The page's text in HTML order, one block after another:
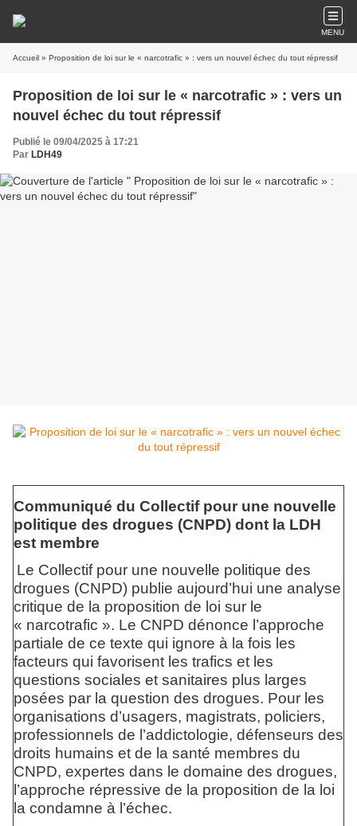
MENU
Accueil » Proposition de loi sur le « narcotrafic » : vers un nouvel échec du tout répressif
Proposition de loi sur le « narcotrafic » : vers un
nouvel échec du tout répressif
Publié le 09/04/2025 à 17:21
Par LDH49
Communiqué du Collectif pour une nouvelle
politique des drogues (CNPD) dont la LDH
est membre
Le Collectif pour une nouvelle politique des
drogues (CNPD) publie aujourd’hui une analyse
critique de la proposition de loi sur le
« narcotrafic ». Le CNPD dénonce l’approche
partiale de ce texte qui ignore à la fois les
facteurs qui favorisent les trafics et les
questions sociales et sanitaires plus larges
posées par la question des drogues. Pour les
organisations d’usagers, magistrats, policiers,
professionnels de l’addictologie, défenseurs des
droits humains et de la santé membres du
CNPD, expertes dans le domaine des drogues,
l’approche répressive de la proposition de la loi
la condamne à l’échec.